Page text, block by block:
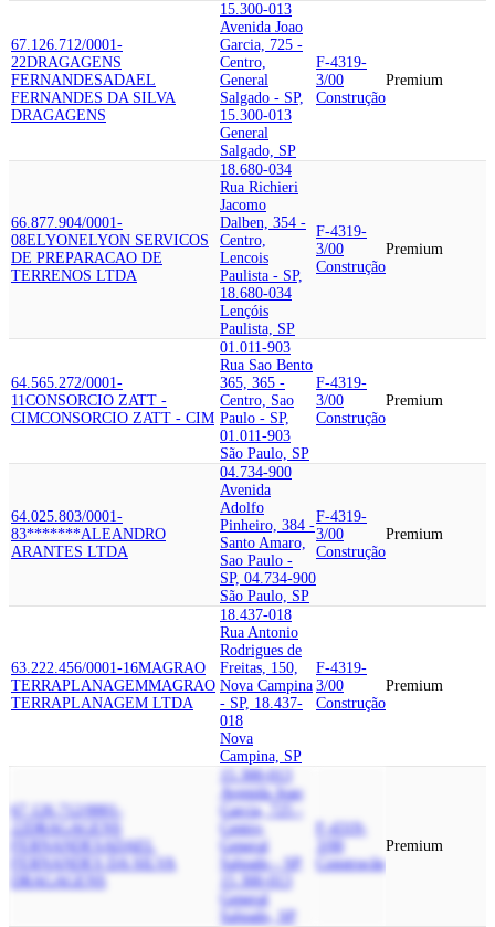
67.126.712/0001-
22DRAGAGENS
FERNANDESADAEL
FERNANDES DA SILVA
DRAGAGENS
15.300-013
Avenida Joao
Garcia, 725 -
Centro,
General
Salgado - SP,
15.300-013
General
Salgado, SP
F-4319-
3/00
Construção
Premium
66.877.904/0001-
08ELYONELYON SERVICOS
DE PREPARACAO DE
TERRENOS LTDA
18.680-034
Rua Richieri
Jacomo
Dalben, 354 -
Centro,
Lencois
Paulista - SP,
18.680-034
Lençóis
Paulista, SP
F-4319-
3/00
Construção
Premium
64.565.272/0001-
11CONSORCIO ZATT -
CIMCONSORCIO ZATT - CIM
01.011-903
Rua Sao Bento
365, 365 -
Centro, Sao
Paulo - SP,
01.011-903
São Paulo, SP
F-4319-
3/00
Construção
Premium
64.025.803/0001-
83*******ALEANDRO
ARANTES LTDA
04.734-900
Avenida
Adolfo
Pinheiro, 384 -
Santo Amaro,
Sao Paulo -
SP, 04.734-900
São Paulo, SP
F-4319-
3/00
Construção
Premium
63.222.456/0001-16MAGRAO
TERRAPLANAGEMMAGRAO
TERRAPLANAGEM LTDA
18.437-018
Rua Antonio
Rodrigues de
Freitas, 150,
Nova Campina
- SP, 18.437-
018
Nova
Campina, SP
F-4319-
3/00
Construção
Premium
67.126.712/0001-
DRAGAGENS
FERNANDESADAEL
FERNANDES DA SILVA
DRAGAGENS
15.300-013
Avenida Joao
Garcia, 725 -
Centro,
General
Salgado - SP,
15.300-013
General
Salgado, SP
F-4319-
3/00
Construção
Premium